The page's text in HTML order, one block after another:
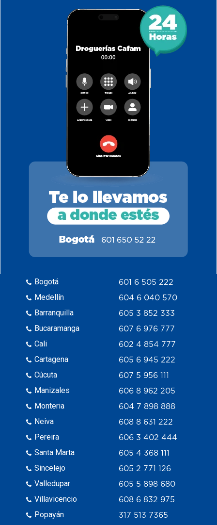
Bogotá
Medellín
Barranquilla
Bucaramanga
Cali
Cartagena
Cúcuta
Manizales
Monteria
Neiva
Pereira
Santa Marta
Sincelejo
Valledupar
Villavicencio
Popayán
601 6 505 222
604 6 040 570
605 3 852 333
607 6 976 777
602 4 854 777
605 6 945 222
607 5 956 111
606 8 962 205
604 7 898 888
608 8 631 222
606 3 402 444
605 4 368 111
605 2 771 126
605 5 898 680
608 6 832 975
317 513 7365